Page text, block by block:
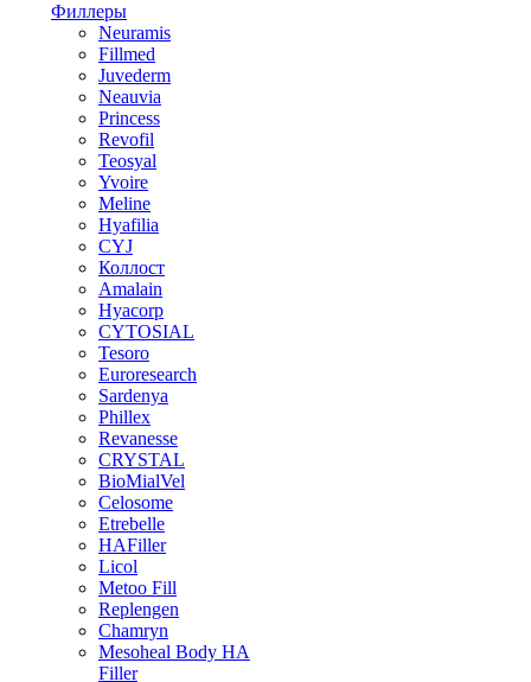
Филлеры
Neuramis
Fillmed
Juvederm
Neauvia
Princess
Revofil
Teosyal
Yvoire
Meline
Hyafilia
CYJ
Коллост
Amalain
Hyacorp
CYTOSIAL
Tesoro
Euroresearch
Sardenya
Phillex
Revanesse
CRYSTAL
BioMialVel
Celosome
Etrebelle
HAFiller
Licol
Metoo Fill
Replengen
Chamryn
Mesoheal Body HA
Filler